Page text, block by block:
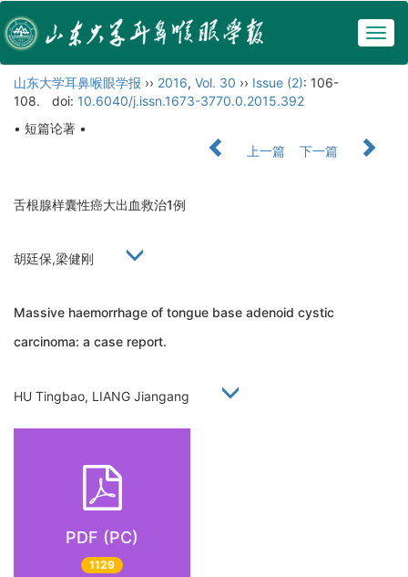
山东大学耳鼻喉眼学报 ›› 2016, Vol. 30 ›› Issue (2): 106-
108.
doi: 10.6040/j.issn.1673-3770.0.2015.392
• 短篇论著 •
上一篇
下一篇
舌根腺样囊性癌大出血救治1例
胡廷保,梁健刚
Massive haemorrhage of tongue base adenoid cystic
carcinoma: a case report.
HU Tingbao, LIANG Jiangang
PDF (PC)
1129